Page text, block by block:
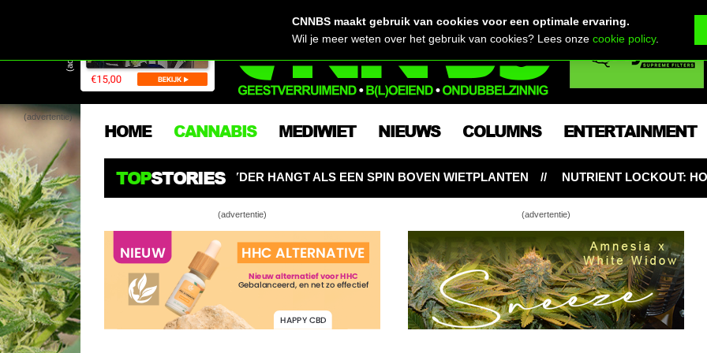
(advertentie)
(advertentie)
HOME CANNABIS MEDIWIET NIEUWS COLUMNS ENTERTAINMENT
TOPSTORIES
HANGT ALS EEN SPIN BOVEN WIETPLANTEN NUTRIENT LOCKOUT: HONGERIGE WIETPLANTEN
(advertentie) (advertentie)
Gweedo’s neventaken in en om de tuin deze zomer
En zó start de CNNBS buitenwiet test van Gweedo
CNNBS maakt gebruik van cookies voor een optimale ervaring.
Wil je meer weten over het gebruik van cookies? Lees onzecookie policy.